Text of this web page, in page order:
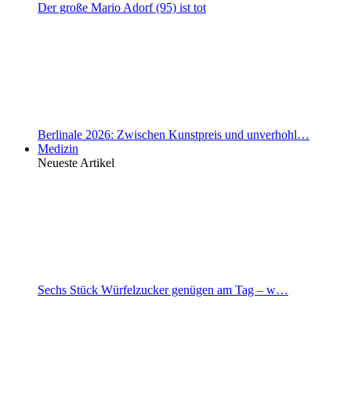
Der große Mario Adorf (95) ist tot
Berlinale 2026: Zwischen Kunstpreis und unverhohl…
Medizin
Neueste Artikel
Sechs Stück Würfelzucker genügen am Tag – w…